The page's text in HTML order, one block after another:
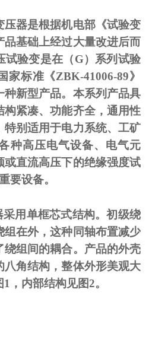
器是根据机电部《试验变
品基础上经过大量改进后而
试验变是在（G）系列试验
家标准《ZBK-41006-89》
新型产品。本系列产品具
紧凑、功能齐全，通用性
别适用于电力系统、工矿
种高压电气设备、电气元
直流高压下的绝缘强度试
要设备。
用单框芯式结构。初级绕
在外，这种同轴布置减少
绕组间的耦合。产品的外壳
角结构，整体外形美观大
1 ，内部结构见图2。